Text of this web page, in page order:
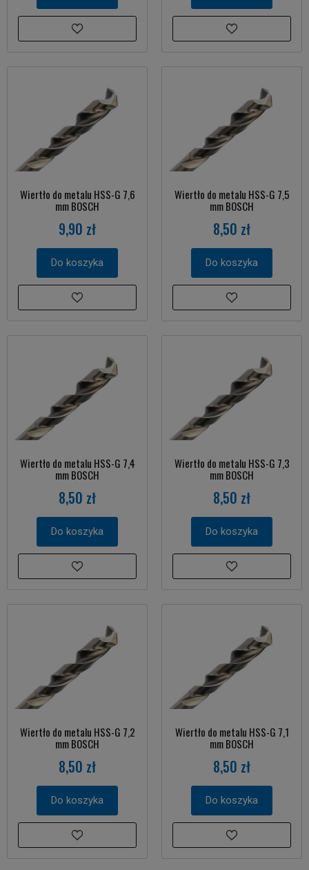
Wiertło do metalu HSS-G 7,6
mm BOSCH
9,90 zł
Do koszyka
Wiertło do metalu HSS-G 7,5
mm BOSCH
8,50 zł
Do koszyka
Wiertło do metalu HSS-G 7,4
mm BOSCH
8,50 zł
Do koszyka
Wiertło do metalu HSS-G 7,3
mm BOSCH
8,50 zł
Do koszyka
Wiertło do metalu HSS-G 7,2
mm BOSCH
8,50 zł
Do koszyka
Wiertło do metalu HSS-G 7,1
mm BOSCH
8,50 zł
Do koszyka